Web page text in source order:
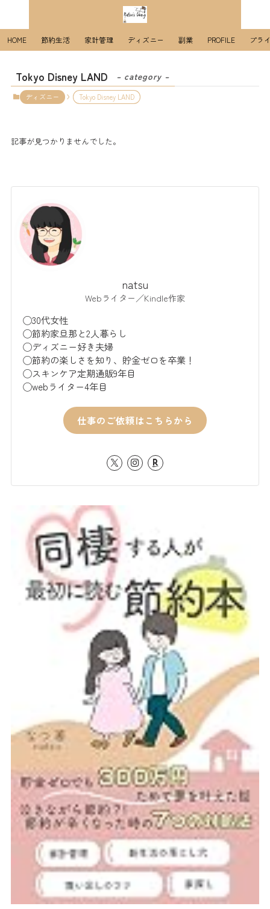
HOME 節約生活 家計管理 ディズニー 副業 PROFILE プラ
Tokyo Disney LAND – category –
ディズニー Tokyo Disney LAND
記事が見つかりませんでした。
natsu
Webライター／Kindle作家
◯30代女性
◯節約家旦那と2人暮らし
◯ディズニー好き夫婦
◯節約の楽しさを知り、貯金ゼロを卒業！
◯スキンケア定期通販9年目
◯webライター4年目
仕事のご依頼はこちらから